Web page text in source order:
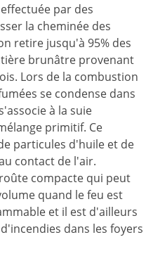
par des
la cheminée des
retire jusqu'à 95% des
brunâtre provenant
Lors de la combustion
se condense dans
à la suie
primitif. Ce
particules d'huile et de
contact de l'air.
compacte qui peut
quand le feu est
et il est d'ailleurs
dans les foyers